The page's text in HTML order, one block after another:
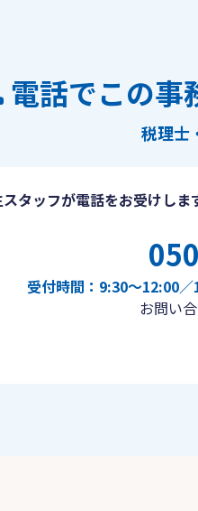
電話でこの事
税理士
タッフが電話をお受けしま
受付時間：9:30〜12:00／
お問い